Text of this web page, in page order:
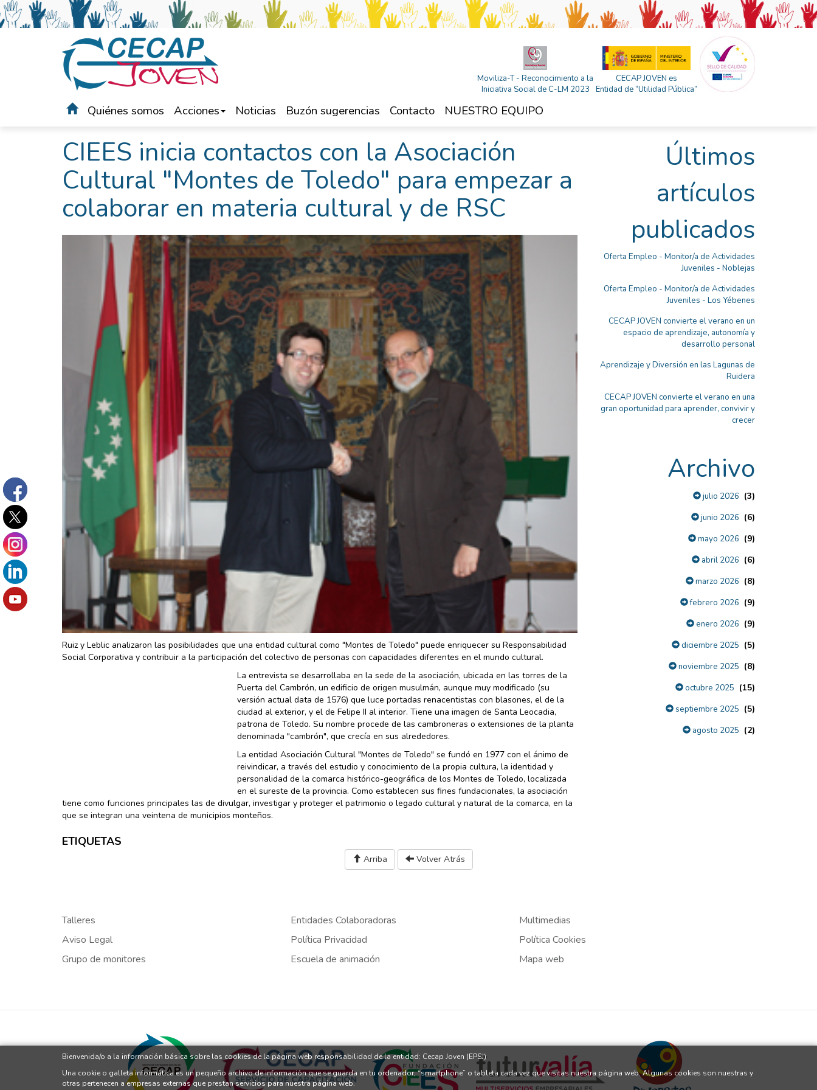
Moviliza-T - Reconocimiento a la
Iniciativa Social de C-LM 2023
CECAP JOVEN es
Entidad de “Utilidad Pública”
Quiénes somos Acciones Noticias Buzón sugerencias Contacto NUESTRO EQUIPO
CIEES inicia contactos con la Asociación
Cultural "Montes de Toledo" para empezar a
colaborar en materia cultural y de RSC
Ruiz y Leblic analizaron las posibilidades que una entidad cultural como "Montes de Toledo" puede enriquecer su Responsabilidad
Social Corporativa y contribuir a la participación del colectivo de personas con capacidades diferentes en el mundo cultural.
La entrevista se desarrollaba en la sede de la asociación, ubicada en las torres de la
Puerta del Cambrón, un edificio de origen musulmán, aunque muy modificado (su
versión actual data de 1576) que luce portadas renacentistas con blasones, el de la
ciudad al exterior, y el de Felipe II al interior. Tiene una imagen de Santa Leocadia,
patrona de Toledo. Su nombre procede de las cambroneras o extensiones de la planta
denominada "cambrón", que crecía en sus alrededores.
La entidad Asociación Cultural "Montes de Toledo" se fundó en 1977 con el ánimo de
reivindicar, a través del estudio y conocimiento de la propia cultura, la identidad y
personalidad de la comarca histórico-geográfica de los Montes de Toledo, localizada
en el sureste de la provincia. Como establecen sus fines fundacionales, la asociación
tiene como funciones principales las de divulgar, investigar y proteger el patrimonio o legado cultural y natural de la comarca, en la
que se integran una veintena de municipios monteños.
Últimos
artículos
publicados
Oferta Empleo - Monitor/a de Actividades
Juveniles - Noblejas
Oferta Empleo - Monitor/a de Actividades
Juveniles - Los Yébenes
CECAP JOVEN convierte el verano en un
espacio de aprendizaje, autonomía y
desarrollo personal
Aprendizaje y Diversión en las Lagunas de
Ruidera
CECAP JOVEN convierte el verano en una
gran oportunidad para aprender, convivir y
crecer
Archivo
julio 2026 (3)
junio 2026 (6)
mayo 2026 (9)
abril 2026 (6)
marzo 2026 (8)
febrero 2026 (9)
enero 2026 (9)
diciembre 2025 (5)
noviembre 2025 (8)
octubre 2025 (15)
septiembre 2025 (5)
agosto 2025 (2)
ETIQUETAS
Arriba Volver Atrás
Talleres Entidades Colaboradoras
Multimedias
Aviso Legal
Política Privacidad
Política Cookies
Grupo de monitores
Escuela de animación Mapa web
Bienvenida/o a la información básica sobre las cookies de la página web responsabilidad de la entidad: Cecap Joven (EPSJ)
Una cookie o galleta informática es un pequeño archivo de información que se guarda en tu ordenador, “smartphone” o tableta cada vez que visitas nuestra página web. Algunas cookies son nuestras y
otras pertenecen a empresas externas que prestan servicios para nuestra página web.